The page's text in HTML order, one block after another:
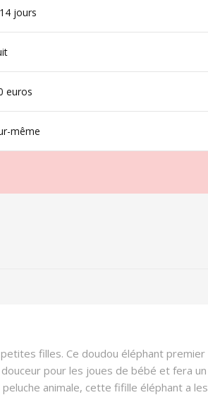
jours
euros
même
filles. Ce doudou éléphant premier
pour les joues de bébé et fera un
animale, cette fifille éléphant a les